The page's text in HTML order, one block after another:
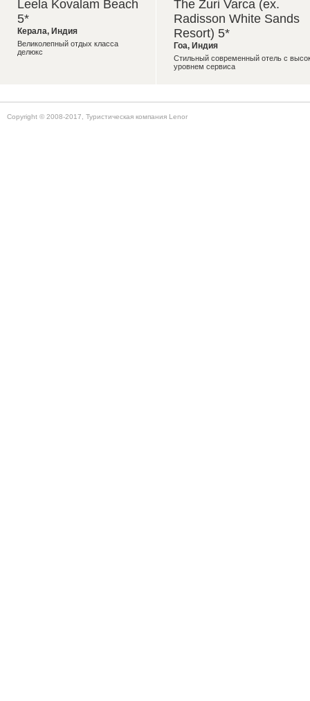
Leela Kovalam Beach
5*
Керала, Индия
Великолепный отдых класса
делюкс
The Zuri Varca (ex.
Radisson White Sands
Resort) 5*
Гоа, Индия
Стильный современный отель с
уровнем сервиса
Copyright © 2008-2017, Туристическая компания Lenor